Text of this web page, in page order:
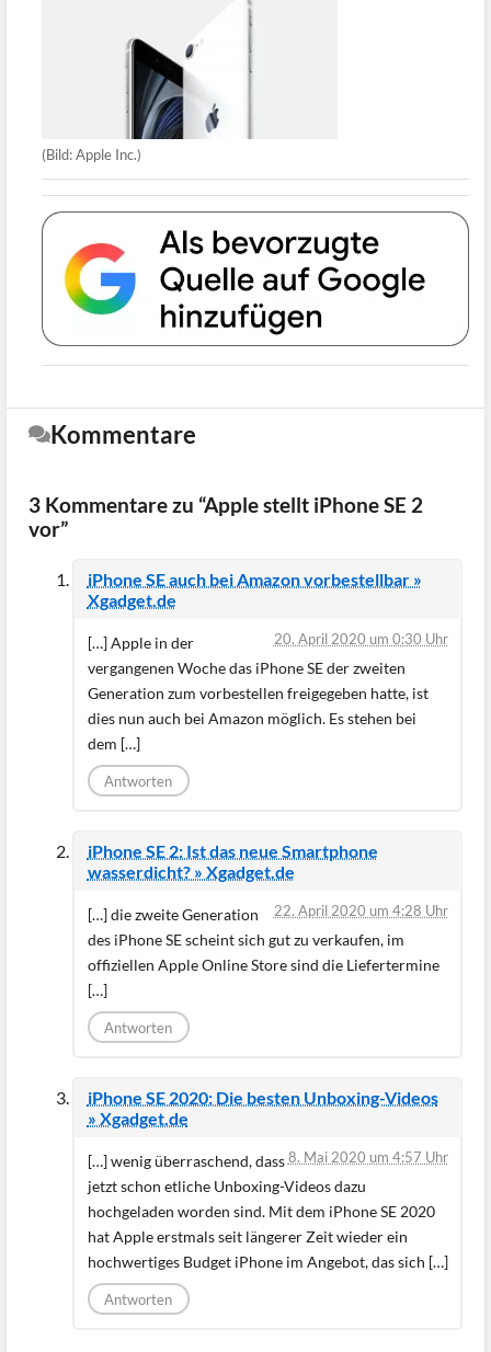
(Bild: Apple Inc.)
Kommentare
3 Kommentare zu “Apple stellt iPhone SE 2
vor”
iPhone SE auch bei Amazon vorbestellbar »
Xgadget.de
20. April 2020 um 0:30 Uhr
[…] Apple in der
vergangenen Woche das iPhone SE der zweiten
Generation zum vorbestellen freigegeben hatte, ist
dies nun auch bei Amazon möglich. Es stehen bei
dem […]
Antworten
iPhone SE 2: Ist das neue Smartphone
wasserdicht? » Xgadget.de
22. April 2020 um 4:28 Uhr
[…] die zweite Generation
des iPhone SE scheint sich gut zu verkaufen, im
offiziellen Apple Online Store sind die Liefertermine
[…]
Antworten
iPhone SE 2020: Die besten Unboxing-Videos
» Xgadget.de
8. Mai 2020 um 4:57 Uhr
[…] wenig überraschend, dass
jetzt schon etliche Unboxing-Videos dazu
hochgeladen worden sind. Mit dem iPhone SE 2020
hat Apple erstmals seit längerer Zeit wieder ein
hochwertiges Budget iPhone im Angebot, das sich […]
Antworten